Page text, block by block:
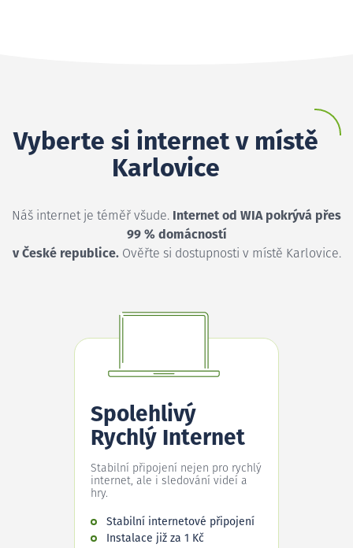
Vyberte si internet v místě
Karlovice
Náš internet je téměř všude. Internet od WIA pokrývá přes
99 % domácností
v České republice.Ověřte si dostupnosti v místě Karlovice.
Spolehlivý
Rychlý Internet
Stabilní připojení nejen pro rychlý
internet, ale i sledování videí a
hry.
Stabilní internetové připojení
Instalace již za 1 Kč